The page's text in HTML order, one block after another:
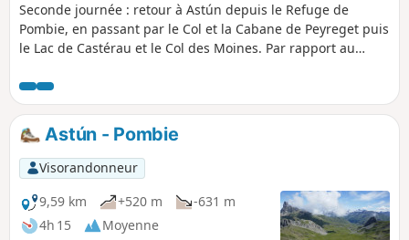
Seconde journée : retour à Astún depuis le Refuge de
Pombie, en passant par le Col et la Cabane de Peyreget puis
le Lac de Castérau et le Col des Moines. Par rapport au
la remontée finale fait près de 520 m. L'ambiance est
différente : pas de crêtes mais des lacs et des vallons !
Astún - Pombie
Visorandonneur
9,59 km
+520 m
-631 m
4h 15
Moyenne